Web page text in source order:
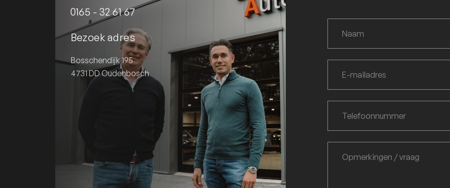
0165 - 32 61 67
Bezoek adres
Bosschendijk 195
4731 DD Oudenbosch